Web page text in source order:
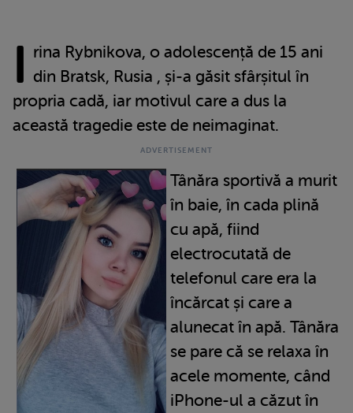
I rina Rybnikova, o adolescență de 15 ani
din Bratsk, Rusia , și-a găsit sfârșitul în
propria cadă, iar motivul care a dus la
această tragedie este de neimaginat.
Tânăra sportivă a murit
în baie, în cada plină
cu apă, fiind
electrocutată de
telefonul care era la
încărcat și care a
alunecat în apă. Tânăra
se pare că se relaxa în
acele momente, când
iPhone-ul a căzut în